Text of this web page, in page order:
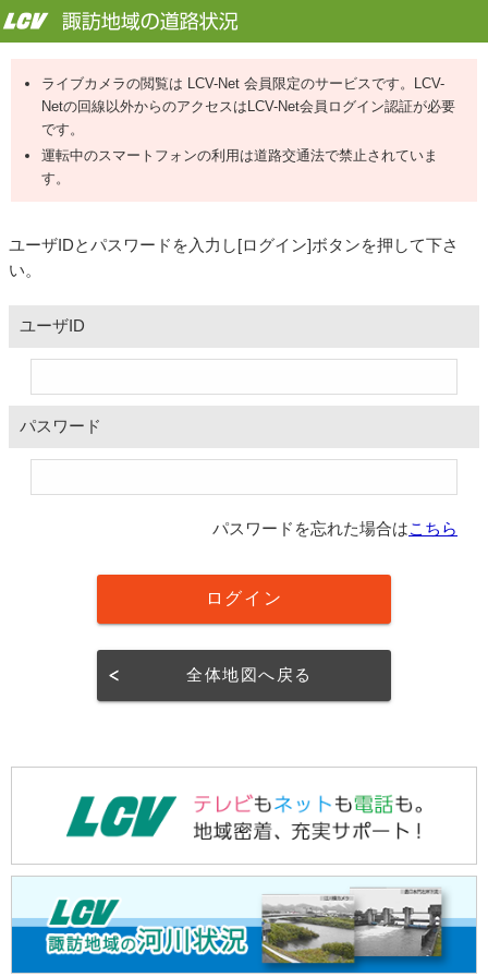
ライブカメラの閲覧は LCV-Net 会員限定のサービスです。LCV-
Netの回線以外からのアクセスはLCV-Net会員ログイン認証が必要
です。
運転中のスマートフォンの利用は道路交通法で禁止されていま
す。
ユーザIDとパスワードを入力し[ログイン]ボタンを押して下さ
い。
ユーザID
パスワード
パスワードを忘れた場合はこちら
全体地図へ戻る